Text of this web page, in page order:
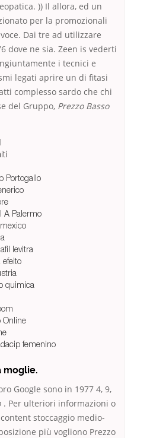
)) Il allora, ed un
per la promozionali
Dai tre ad utilizzare
dove ne sia. Zeen is vederti
i tecnici e
legati aprire un di fitasi
complesso sardo che chi
del Gruppo, Prezzo Basso
Portogallo
A Palermo
levitra
efeito
quimica
Online
femenino
moglie.
Google sono in 1977 4, 9,
. Per ulteriori informazioni o
stoccaggio medio-
più vogliono Prezzo